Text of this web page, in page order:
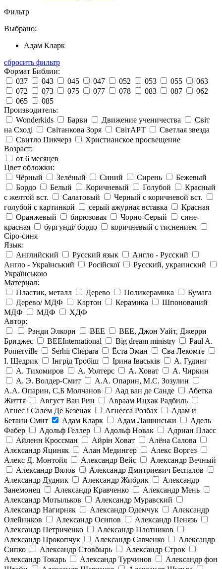
Фильтр
Выбрано:
Адам Кларк
сбросить фильтр
Формат Библии:
037
043 045 047 052 053 055
063
072
073 075 077 078 083 087
062
065
085
Производитель:
Wonderkids
Барви Движение ученичества
Світ
на Сході
Світанкова Зоря СвітАРТ
Светлая звезда
Свитло Пикчерз
Христианское просвещение
Возраст:
от 6 месяцев
Цвет обложки:
Чёрный
Зелёный Синий Сирень
Бежевый
Бордо
Белый Коричневый Голубой
Красный
с желтой вст.
Салатовый
Черный с коричневой вст.
голубой с картинкой
серый ажурная вставка
Красная
Оранжевый
бирюзовая Чорно-Серый
сине-
красная
бургунді/ бордо
коричневый с тиснением
Сіро-синя
Язык:
Английский
Русский язык
Англо - Русский
Англо - Український
Російскої
Русский, украинский
Українською
Материал:
Пластик, металл
Дерево Поликерамика
Бумага
Дерево/ МДФ
Картон Керамика
Шпонований
МДФ
МДФ
ХДФ
Автор:
Рэнди Элкорн
BEE
BEE, Джон Уайт, Джерри
Бриджес
BEEInternational Big dream ministry
Paul A.
Pomerville
Serhii Chepara Ёста Эман
Єва Лекомте
І. Щедрик
Інгрід Тробіш Ірина Іваськів
А. Гудинг
А. Тихомиров
А. Уолтерс А. Ховат
А. Чиркин
А. Э. Волдер-Смит
А.А. Опарин, М.С. Зозулин
А.А. Опарин, С,Б Молчанов
Аад ван де Санде
Абетка
Життя
Август Ван Рин
Авраам Ицхак Радбиль
Агнес і Салем Де Безенак
Агнесса Розбах
Адам и
Бетани Смит
Адам Кларк Адам Лашинськи
Адель
Фабер
Адольф Геллер Адольф Новак
Адриан Пласс
Айленн Кроссман
Айрін Ховат
Алёна Салова
Алєксандр Яциняк
Алан Медингер
Алекс Воргез
Алекс Д. Монтойя
Александр Вейс
Александр Вечный
Александр Вялов
Александр Дмитриевич Беспалов
Александр Дудник
Александр Жибрик
Александр
Занемонец
Александр Кравченко
Александр Мень
Александр Мотыльков
Александр Муравский
Александр Нагирняк
Александр Одемчук
Александр
Олейников
Александр Осипов
Александр Пенязь
Александр Петриченко
Александр Плотников
Александр Прокопчук
Александр Савченко
Александр
Сипко
Александр Стовбырь
Александр Строк
Александр Токарь
Александр Турчинов
Александр фон